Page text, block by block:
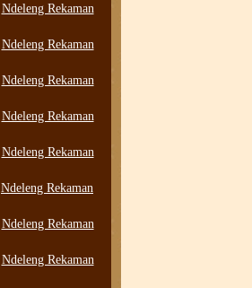
Ndeleng Rekaman
Ndeleng Rekaman
Ndeleng Rekaman
Ndeleng Rekaman
Ndeleng Rekaman
Ndeleng Rekaman
Ndeleng Rekaman
Ndeleng Rekaman